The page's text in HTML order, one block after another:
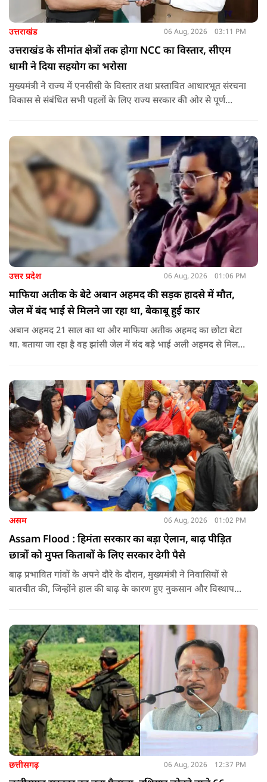
उत्तराखंड 06 Aug, 2026 03:11 PM
उत्तराखंड के सीमांत क्षेत्रों तक होगा NCC का विस्तार, सीएम
धामी ने दिया सहयोग का भरोसा
मुख्यमंत्री ने राज्य में एनसीसी के विस्तार तथा प्रस्तावित आधारभूत संरचना
विकास से संबंधित सभी पहलों के लिए राज्य सरकार की ओर से पूर्ण
उत्तर प्रदेश 06 Aug, 2026 01:06 PM
माफिया अतीक के बेटे अबान अहमद की सड़क हादसे में मौत,
जेल में बंद भाई से मिलने जा रहा था, बेकाबू हुई कार
अबान अहमद 21 साल का था और माफिया अतीक अहमद का छोटा बेटा
था. बताया जा रहा है वह झांसी जेल में बंद बड़े भाई अली अहमद से मिलने
असम 06 Aug, 2026 01:02 PM
Assam Flood : हिमंता सरकार का बड़ा ऐलान, बाढ़ पीड़ित
छात्रों को मुफ्त किताबों के लिए सरकार देगी पैसे
बाढ़ प्रभावित गांवों के अपने दौरे के दौरान, मुख्यमंत्री ने निवासियों से
बातचीत की, जिन्होंने हाल की बाढ़ के कारण हुए नुकसान और विस्थापन
छत्तीसगढ़ 06 Aug, 2026 12:37 PM